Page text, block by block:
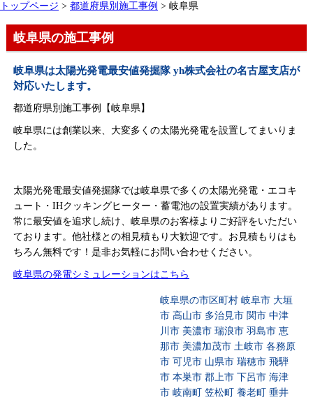
トップページ > 都道府県別施工事例 > 岐阜県
岐阜県の施工事例
岐阜県は太陽光発電最安値発掘隊 yh株式会社の名古屋支店が
対応いたします。
都道府県別施工事例【岐阜県】
岐阜県には創業以来、大変多くの太陽光発電を設置してまいりま
した。
太陽光発電最安値発掘隊では岐阜県で多くの太陽光発電・エコキ
ュート・IHクッキングヒーター・蓄電池の設置実績があります。
常に最安値を追求し続け、岐阜県のお客様よりご好評をいただい
ております。他社様との相見積もり大歓迎です。お見積もりはも
ちろん無料です！是非お気軽にお問い合わせください。
岐阜県の発電シミュレーションはこちら
岐阜県の市区町村 岐阜市 大垣
市 高山市 多治見市 関市 中津
川市 美濃市 瑞浪市 羽島市 恵
那市 美濃加茂市 土岐市 各務原
市 可児市 山県市 瑞穂市 飛騨
市 本巣市 郡上市 下呂市 海津
市 岐南町 笠松町 養老町 垂井